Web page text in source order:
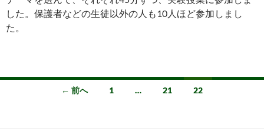
した。保護者などの生徒以外の人も10人ほど参加しまし
た。
ナ
← 前へ 1 … 21 22